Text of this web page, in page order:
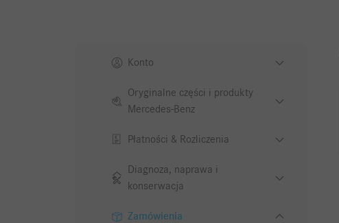
Konto
Oryginalne części i produkty
Mercedes-Benz
Płatności & Rozliczenia
Diagnoza, naprawa i
konserwacja
Zamówienia